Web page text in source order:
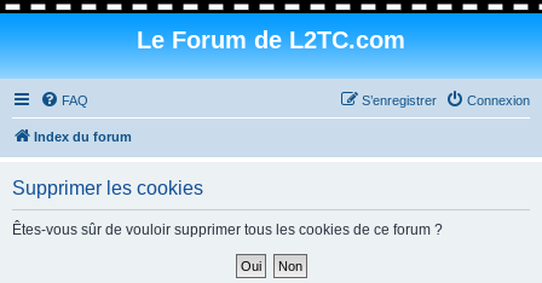
Le Forum de L2TC.com
FAQ Connexion
S’enregistrer
Index du forum
Supprimer les cookies
Êtes-vous sûr de vouloir supprimer tous les cookies de ce forum ?